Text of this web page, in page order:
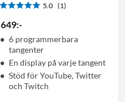
5.0 (1)
649:-
6 programmerbara
tangenter
En display på varje tangent
Stöd för YouTube, Twitter
och Twitch